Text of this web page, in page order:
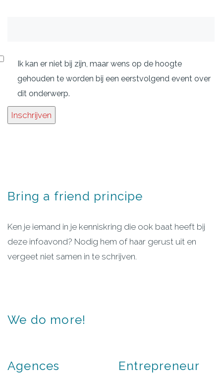
Ik kan er niet bij zijn, maar wens op de hoogte
gehouden te worden bij een eerstvolgend event over
dit onderwerp.
Inschrijven
Bring a friend principe
Ken je iemand in je kenniskring die ook baat heeft bij
deze infoavond? Nodig hem of haar gerust uit en
vergeet niet samen in te schrijven.
We do more!
Agences Entrepreneur